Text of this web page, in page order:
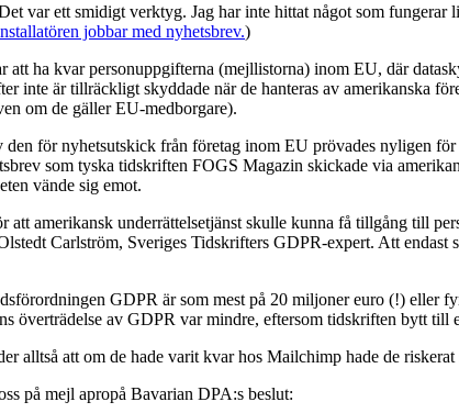
var ett smidigt verktyg. Jag har inte hittat något som
jobbar med nyhetsbrev.)
att ha kvar personuppgifterna (mejllistorna) inom EU, där
inte är tillräckligt skyddade när de hanteras av amerikanska
om de gäller EU-medborgare).
för nyhetsutskick från företag inom EU prövades nyligen
som tyska tidskriften FOGS Magazin skickade via
vände sig emot.
att amerikansk underrättelsetjänst skulle kunna få tillgång till
Carlström, Sveriges Tidskrifters GDPR-expert. Att
GDPR är som mest på 20 miljoner euro (!) eller
överträdelse av GDPR var mindre, eftersom tidskriften bytt till
alltså att om de hade varit kvar hos Mailchimp hade de
på mejl apropå Bavarian DPA:s beslut: